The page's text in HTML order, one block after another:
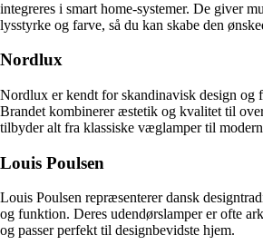
integreres i smart home-systemer. De giver
lysstyrke og farve, så du kan skabe den
Nordlux
Nordlux er kendt for skandinavisk design og
Brandet kombinerer æstetik og kvalitet til
tilbyder alt fra klassiske væglamper til
Louis Poulsen
Louis Poulsen repræsenterer dansk
og funktion. Deres udendørslamper er ofte
og passer perfekt til designbevidste hjem.